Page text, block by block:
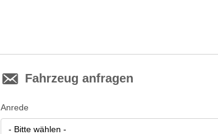
Fahrzeug anfragen
Anrede
- Bitte wählen -